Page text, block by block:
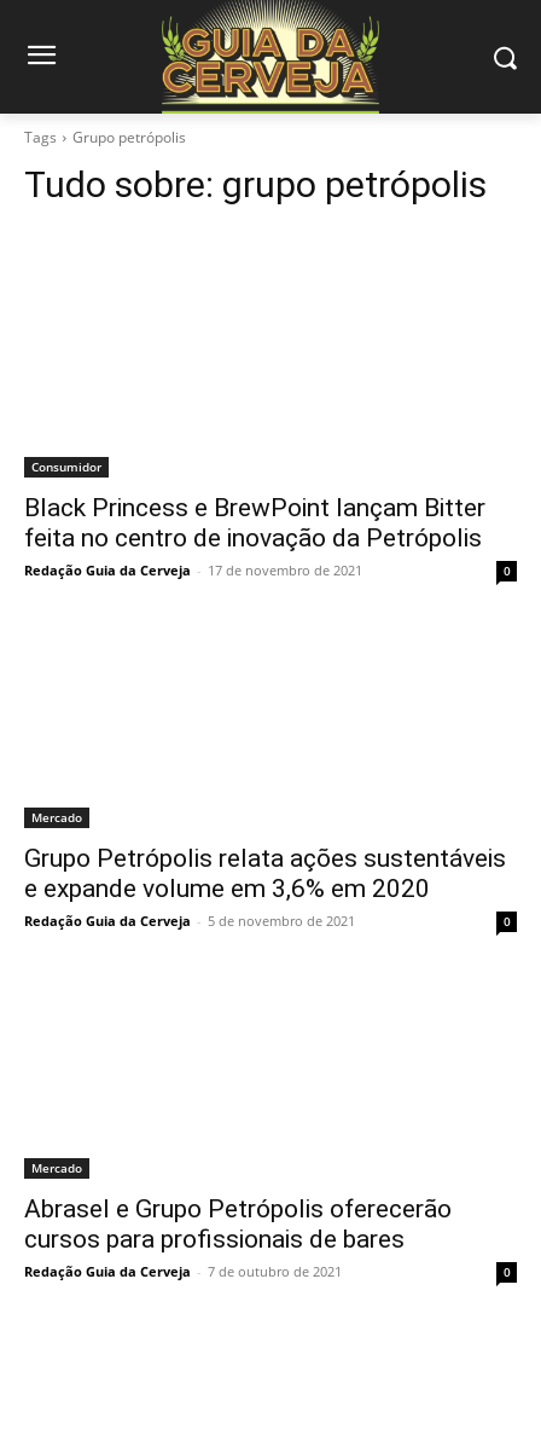
Tags Grupo petrópolis
Tudo sobre: grupo petrópolis
Consumidor
Black Princess e BrewPoint lançam Bitter
feita no centro de inovação da Petrópolis
Redação Guia da Cerveja - 17 de novembro de 2021 0
Mercado
Grupo Petrópolis relata ações sustentáveis
e expande volume em 3,6% em 2020
Redação Guia da Cerveja - 5 de novembro de 2021 0
Mercado
Abrasel e Grupo Petrópolis oferecerão
cursos para profissionais de bares
Redação Guia da Cerveja - 7 de outubro de 2021 0